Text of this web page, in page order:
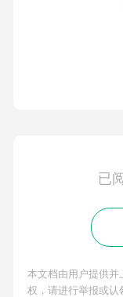
已
本文档由用户提供并
权，请进行举报或认